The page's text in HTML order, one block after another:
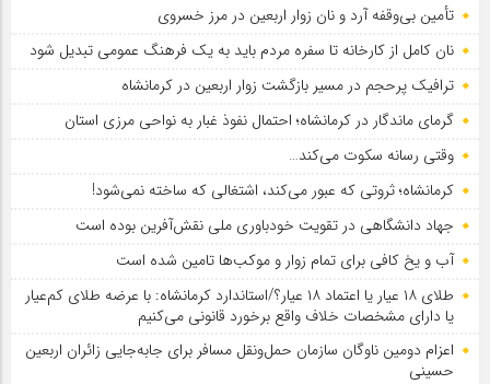
تأمین بی‌وقفه آرد و نان زوار اربعین در مرز خسروی
نان کامل از کارخانه تا سفره مردم باید به یک فرهنگ عمومی تبدیل شود
ترافیک پرحجم در مسیر بازگشت زوار اربعین در کرمانشاه
گرمای ماندگار در کرمانشاه؛ احتمال نفوذ غبار به نواحی مرزی استان
وقتی رسانه سکوت می‌کند…
کرمانشاه؛ ثروتی که عبور می‌کند، اشتغالی که ساخته نمی‌شود!
جهاد دانشگاهی در تقویت خودباوری ملی نقش‌آفرین بوده است
آب و یخ کافی برای تمام زوار و موکب‌ها تامین شده است
طلای ۱۸ عیار یا اعتماد ۱۸ عیار؟/استاندارد کرمانشاه: با عرضه طلای کم‌عیار
یا دارای مشخصات خلاف واقع برخورد قانونی می‌کنیم
اعزام دومین ناوگان سازمان حمل‌ونقل مسافر برای جابه‌جایی زائران اربعین
حسینی